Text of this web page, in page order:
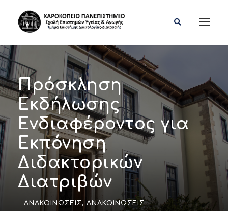
Πρόσκληση
Εκδήλωσης
Ενδιαφέροντος για
Εκπόνηση
Διδακτορικών
Διατριβών
ΑΝΑΚΟΙΝΏΣΕΙΣ, ΑΝΑΚΟΙΝΏΣΕΙΣ